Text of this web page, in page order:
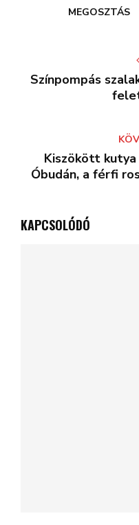
MEGOSZTÁS
Színpompás
Kiszökött
Óbudán, a férfi
KAPCSOLÓDÓ